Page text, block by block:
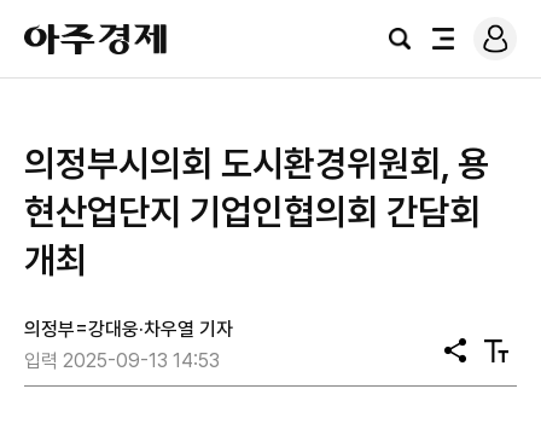
아
주
경
검
전
로
그
의정부시의회 도시환경위원회, 용
현산업단지 기업인협의회 간담회
개최
의정부=강대웅·차우열 기자
입력 2025-09-13 14:53
공
유
텍
스